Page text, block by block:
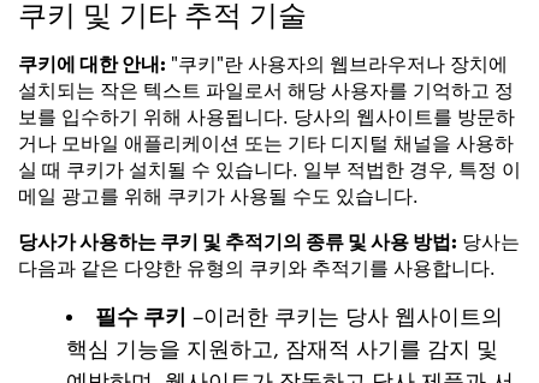
쿠키 및 기타 추적 기술
쿠키에 대한 안내: "쿠키"란 사용자의 웹브라우저나 장치에
설치되는 작은 텍스트 파일로서 해당 사용자를 기억하고 정
보를 입수하기 위해 사용됩니다. 당사의 웹사이트를 방문하
거나 모바일 애플리케이션 또는 기타 디지털 채널을 사용하
실 때 쿠키가 설치될 수 있습니다. 일부 적법한 경우, 특정 이
메일 광고를 위해 쿠키가 사용될 수도 있습니다.
당사가 사용하는 쿠키 및 추적기의 종류 및 사용 방법: 당사는
다음과 같은 다양한 유형의 쿠키와 추적기를 사용합니다.
필수 쿠키
–이러한 쿠키는 당사 웹사이트의
핵심 기능을 지원하고, 잠재적 사기를 감지 및